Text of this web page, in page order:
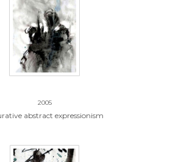
2005
abstract expressionism